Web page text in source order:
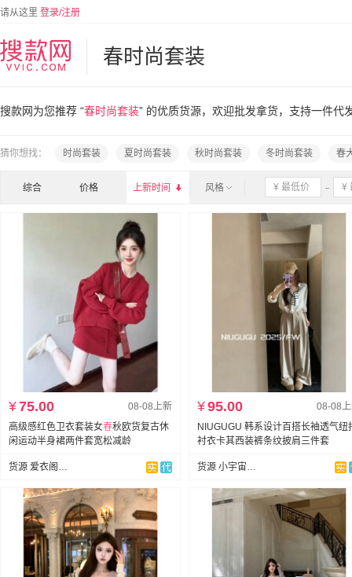
请从这里 登录/注册
春时尚套装
搜款网为您推荐 “春时尚套装” 的优质货源，欢迎批发拿货，支持一件代
猜你想找： 时尚套装 夏时尚套装 秋时尚套装 冬时尚套装 春
综合 价格 上新时间  风格
08-08上新
¥75.00
高级感红色卫衣套装女春秋欧货复古休
闲运动半身裙两件套宽松减龄
货源 爱衣阁二店
08-08
¥95.00
NIUGUGU 韩系设计百搭长袖透气纽
衬衣卡其西装裤条纹披肩三件套
货源 小宇宙Studio